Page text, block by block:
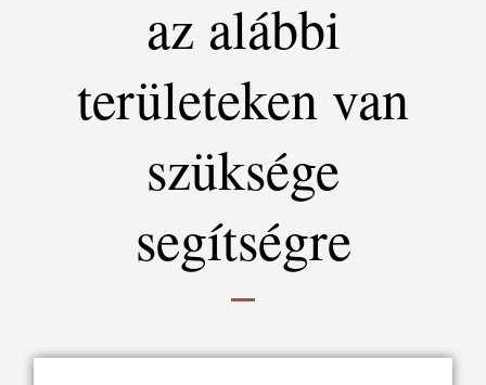
az alábbi
területeken van
szüksége
segítségre